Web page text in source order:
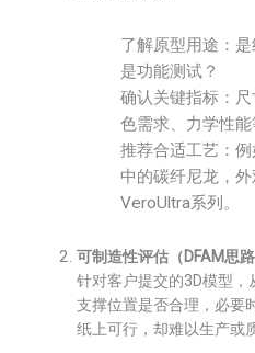
了解原型用途：
是功能测试？
确认关键指标：
色需求、力学性能
推荐合适工艺：
中的碳纤尼龙，
VeroUltra系列。
可制造性评估（DFAM思路
针对客户提交的3D模型，
支撑位置是否合理，必要
纸上可行，却难以生产或